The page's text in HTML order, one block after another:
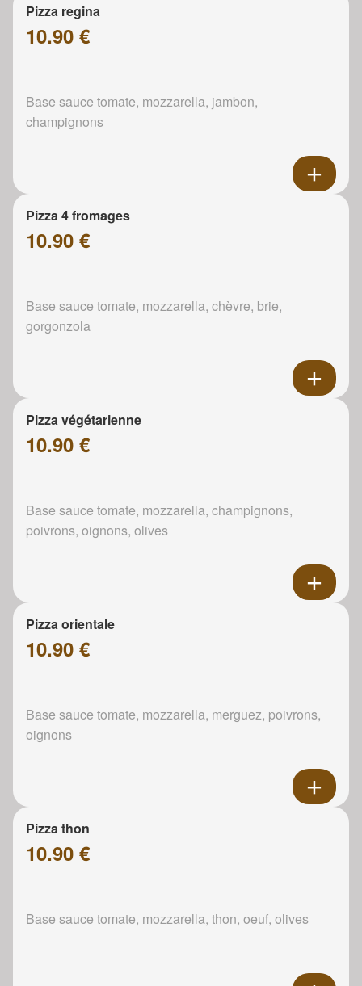
Pizza regina
10.90 €
Base sauce tomate, mozzarella, jambon,
champignons
Pizza 4 fromages
10.90 €
Base sauce tomate, mozzarella, chèvre, brie,
gorgonzola
Pizza végétarienne
10.90 €
Base sauce tomate, mozzarella, champignons,
poivrons, oignons, olives
Pizza orientale
10.90 €
Base sauce tomate, mozzarella, merguez, poivrons,
oignons
Pizza thon
10.90 €
Base sauce tomate, mozzarella, thon, oeuf, olives